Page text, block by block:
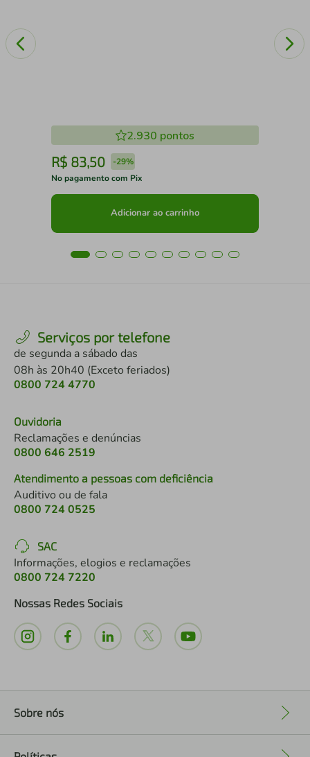
2.930 pontos
R$ 83,50 -29%
No pagamento com Pix
Adicionar ao carrinho
Serviços por telefone
de segunda a sábado das
08h às 20h40 (Exceto feriados)
0800 724 4770
Ouvidoria
Reclamações e denúncias
0800 646 2519
Atendimento a pessoas com deficiência
Auditivo ou de fala
0800 724 0525
SAC
Informações, elogios e reclamações
0800 724 7220
Nossas Redes Sociais
Sobre nós